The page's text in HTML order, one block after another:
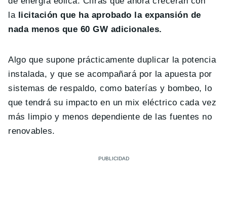
la licitación que ha aprobado la expansión de
nada menos que 60 GW adicionales.
Algo que supone prácticamente duplicar la potencia
instalada, y que se acompañará por la apuesta por
sistemas de respaldo, como baterías y bombeo, lo
que tendrá su impacto en un mix eléctrico cada vez
más limpio y menos dependiente de las fuentes no
renovables.